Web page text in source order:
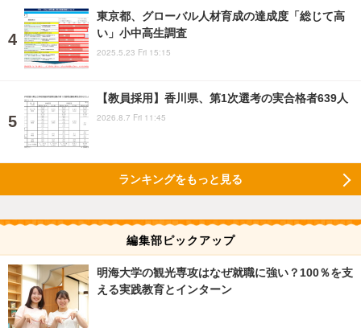
東京都、グローバル人材育成の達成度「総じて高
い」小中高生調査
2025.5.23 Fri 15:15
【教員採用】香川県、第1次選考の実合格者639人
2026.8.7 Fri 11:45
ランキングをもっと見る
編集部ピックアップ
明海大学の観光専攻はなぜ就職に強い？100％を支
える実践教育とインターン